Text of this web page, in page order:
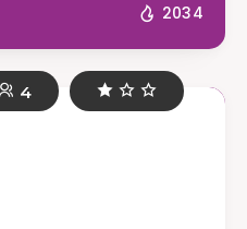
2034
4